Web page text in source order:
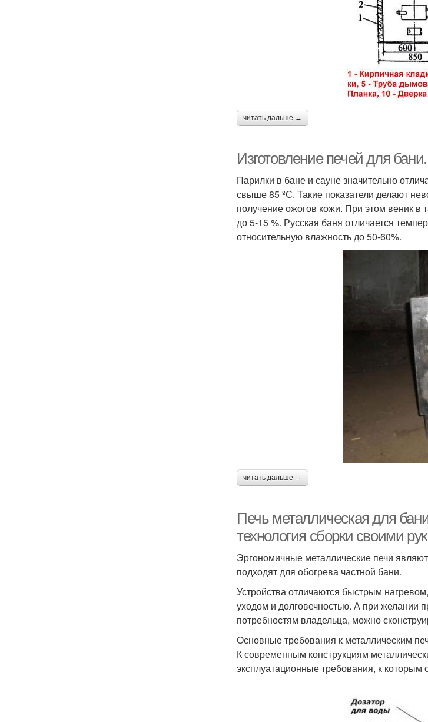
читать дальше →
Изготовление печей для
Парилки в бане и сауне значительно
свыше 85 ºС. Такие показатели делают
получение ожогов кожи. При этом веник в
до 5-15 %. Русская баня отличается
относительную влажность до 50-60%.
читать дальше →
Печь металлическая для
технология сборки своими
Эргономичные металлические печи
подходят для обогрева частной бани.
Устройства отличаются быстрым
уходом и долговечностью. А при желании
потребностям владельца, можно
Основные требования к металлическим
К современным конструкциям
эксплуатационные требования, к которым